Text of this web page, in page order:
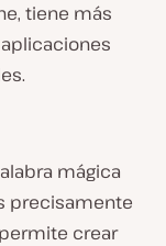
tiene más
mágica
precisamente
crear